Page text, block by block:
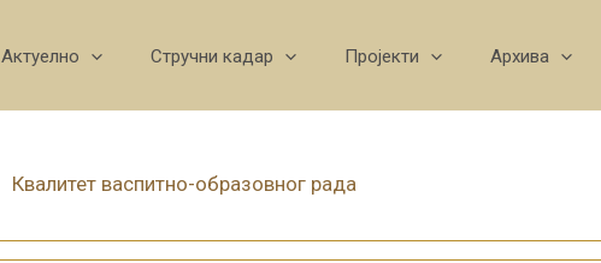
Актуелно Стручни кадар Пројекти Архива
Квалитет васпитно-образовног рада